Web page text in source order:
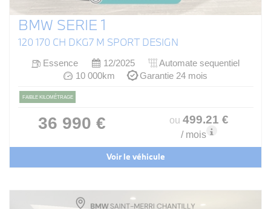
BMW SERIE 1
120 170 CH DKG7 M SPORT DESIGN
Essence 12/2025
Automate sequentiel
10 000km
Garantie 24 mois
FAIBLE KILOMÉTRAGE
36 990 € ou 499.21 €
/ mois
Voir le véhicule